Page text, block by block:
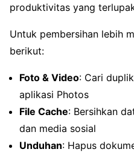
produktivitas yang
Untuk pembersihan lebih
berikut:
Foto & Video: Cari
aplikasi Photos
File Cache: Bersihkan
dan media sosial
Unduhan: Hapus